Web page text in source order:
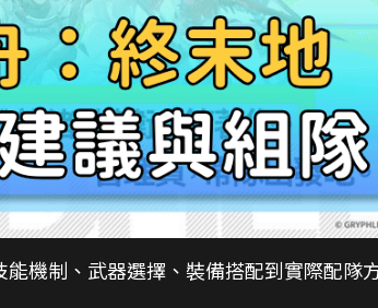
機制、武器選擇、裝備搭配到實際配隊